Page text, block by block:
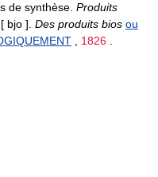
de synthèse. Produits
[ bjo ]. Des produits bios ou
1826